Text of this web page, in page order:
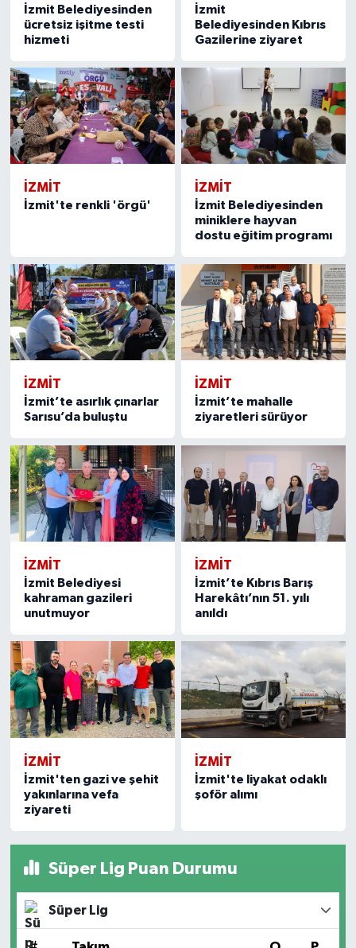
İzmit Belediyesinden
ücretsiz işitme testi
hizmeti
İzmit
Belediyesinden Kıbrıs
Gazilerine ziyaret
İZMİT
İzmit'te renkli 'örgü'
İZMİT
İzmit Belediyesinden
miniklere hayvan
dostu eğitim programı
İZMİT
İzmit’te asırlık çınarlar
Sarısu’da buluştu
İZMİT
İzmit’te mahalle
ziyaretleri sürüyor
İZMİT
İzmit Belediyesi
kahraman gazileri
unutmuyor
İZMİT
İzmit’te Kıbrıs Barış
Harekâtı’nın 51. yılı
anıldı
İZMİT
İzmit'ten gazi ve şehit
yakınlarına vefa
ziyareti
İZMİT
İzmit'te liyakat odaklı
şoför alımı
Süper Lig Puan Durumu
Süper Lig